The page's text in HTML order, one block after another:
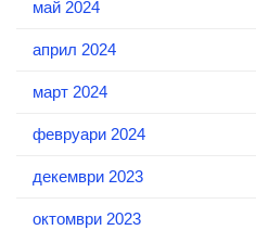
май 2024
април 2024
март 2024
февруари 2024
декември 2023
октомври 2023